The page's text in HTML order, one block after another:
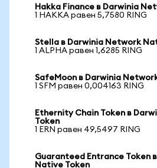
Hakka Finance в Darwinia
1 HAKKA равен 5,7580 RING
Stella в Darwinia Network
1 ALPHA равен 1,6285 RING
SafeMoon в Darwinia
1 SFM равен 0,004163 RING
Ethernity Chain Token в
Token
1 ERN равен 49,5497 RING
Guaranteed Entrance Token
Native Token